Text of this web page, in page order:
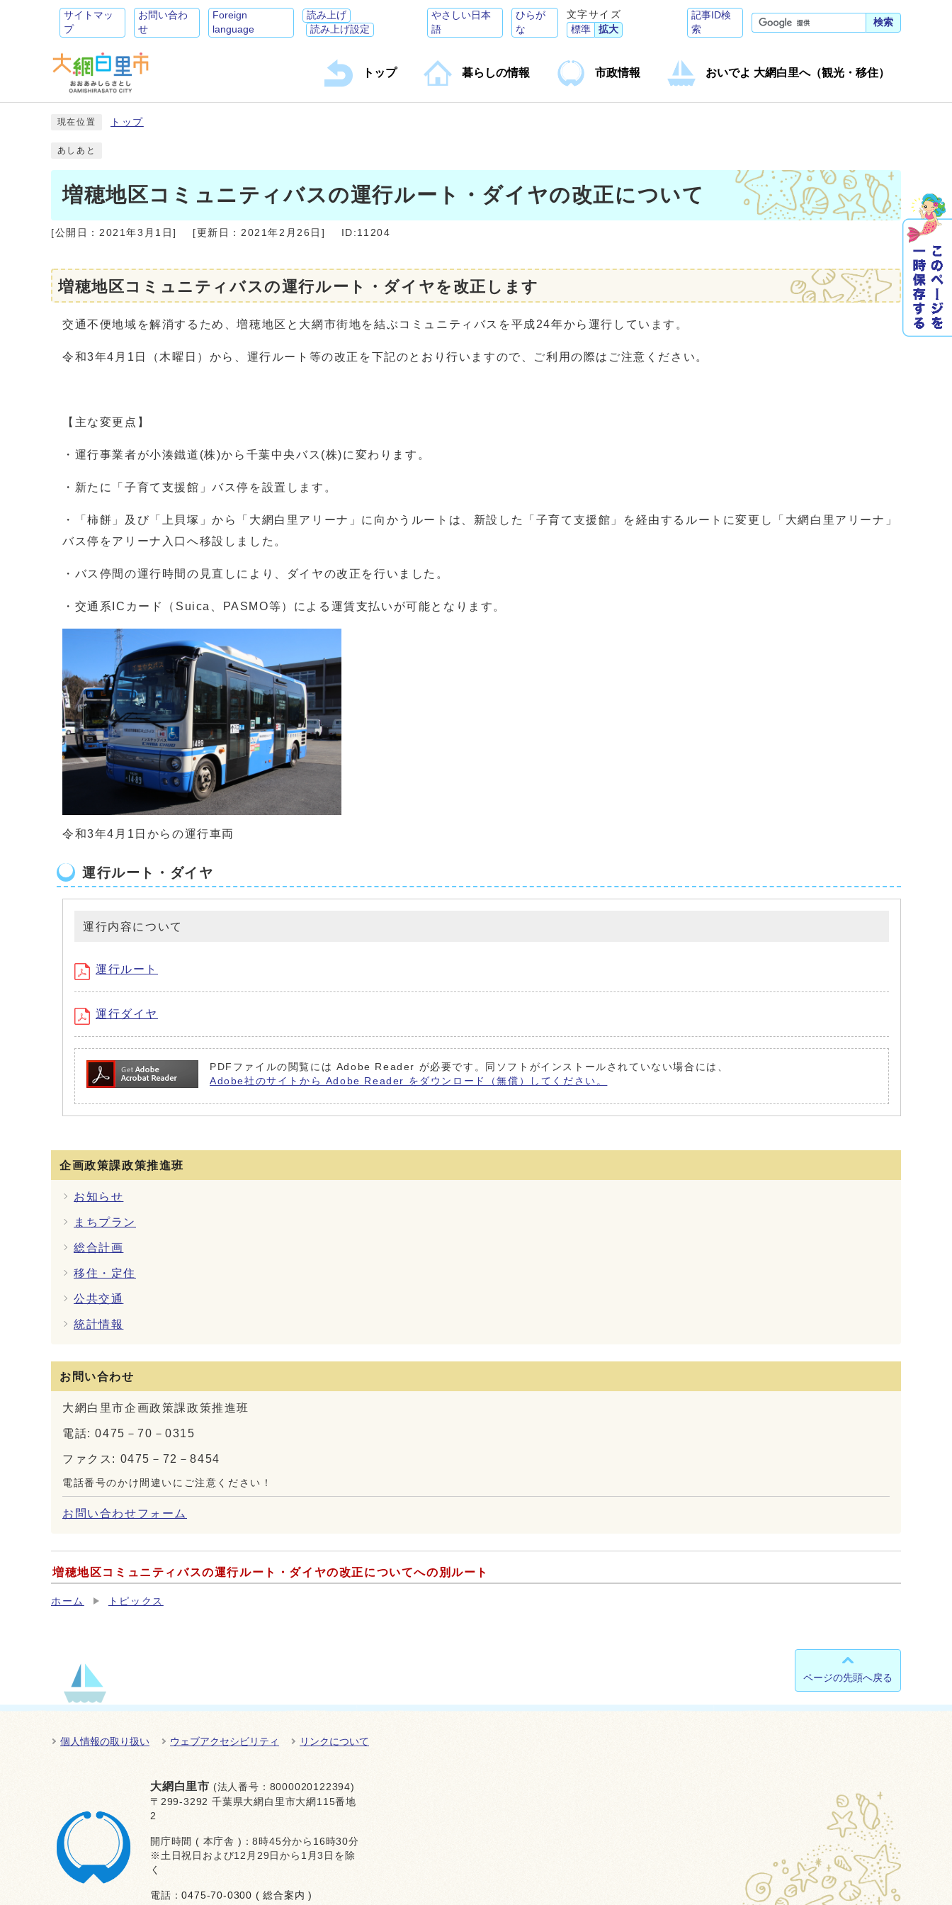
サイトマッ
プ
お問い合わ
せ
Foreign
language
読み上げ
読み上げ設定
やさしい日本
語
ひらが
な
文字サイズ
標準
拡大
記事ID検
索
検索
トップ 暮らしの情報 市政情報 おいでよ 大網白里へ（観光・移住）
現在位置 トップ
あしあと
増穂地区コミュニティバスの運行ルート・ダイヤの改正について
[公開日： 2021年3月1日] [更新日：2021年2月26日] ID:11204
増穂地区コミュニティバスの運行ルート・ダイヤを改正します
交通不便地域を解消するため、増穂地区と大網市街地を結ぶコミュニティバスを平成24年から運行しています。
令和3年4月1日（木曜日）から、運行ルート等の改正を下記のとおり行いますので、ご利用の際はご注意ください。
【主な変更点】
・運行事業者が小湊鐵道(株)から千葉中央バス(株)に変わります。
・新たに「子育て支援館」バス停を設置します。
・「柿餅」及び「上貝塚」から「大網白里アリーナ」に向かうルートは、新設した「子育て支援館」を経由するルートに変更し「大網白里アリーナ」
バス停をアリーナ入口へ移設しました。
・バス停間の運行時間の見直しにより、ダイヤの改正を行いました。
・交通系ICカード（Suica、PASMO等）による運賃支払いが可能となります。
令和3年4月1日からの運行車両
運行ルート・ダイヤ
運行内容について
運行ルート
運行ダイヤ
PDFファイルの閲覧には Adobe Reader が必要です。同ソフトがインストールされていない場合には、
Adobe社のサイトから Adobe Reader をダウンロード（無償）してください。
企画政策課政策推進班
お知らせ
まちプラン
総合計画
移住・定住
公共交通
統計情報
お問い合わせ
大網白里市企画政策課政策推進班
電話: 0475－70－0315
ファクス: 0475－72－8454
電話番号のかけ間違いにご注意ください！
お問い合わせフォーム
増穂地区コミュニティバスの運行ルート・ダイヤの改正についてへの別ルート
ホーム トピックス
ページの先頭へ戻る
個人情報の取り扱い ウェブアクセシビリティ リンクについて
大網白里市 (法人番号：8000020122394)
〒299-3292 千葉県大網白里市大網115番地
2
開庁時間 ( 本庁舎 )：8時45分から16時30分
※土日祝日および12月29日から1月3日を除
く
電話：0475-70-0300 ( 総合案内 )